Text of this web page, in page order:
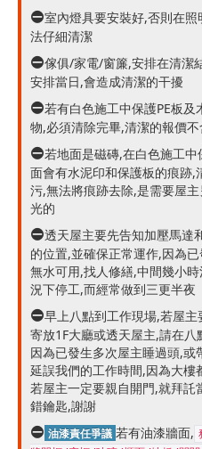
室內燈具要安裝好,否則在
法仔細清潔
傢俱/家電/窗簾,安排在清潔
安排當日,會造成清潔的干擾
若有白色施工中保護PE板及
物,必須清除完畢,清潔的報價
若地面是磁磚,在白色施工中
面會有水泥印和保護板的痕跡,
污,無法將痕跡去除,是需要屋
光的
透天屋主要先告知加壓馬達
的位置,並確保正常運作,因為
無水可用,找人修繕,中間幾小
況下停工,而經常做到三更半夜
早上八點到工作現場,若屋
寄放1F大廳或透天屋主,請在八
因為已發生多次屋主睡過頭,或
延誤我們的工作時間,因為大樓
若屋主一定要親自開門,就拜託
錯鑰匙,謝謝
油漆責任爭議 若有油漆牆面,